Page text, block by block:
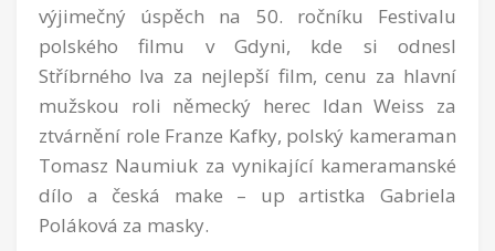
výjimečný úspěch na 50. ročníku Festivalu
polského filmu v Gdyni, kde si odnesl
Stříbrného lva za nejlepší film, cenu za hlavní
mužskou roli německý herec Idan Weiss za
ztvárnění role Franze Kafky, polský kameraman
Tomasz Naumiuk za vynikající kameramanské
dílo a česká make – up artistka Gabriela
Poláková za masky.